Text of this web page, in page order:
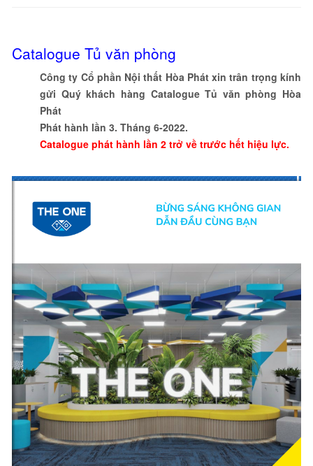
Catalogue Tủ văn phòng
Công ty Cổ phần Nội thất Hòa Phát xin trân trọng kính
gửi Quý khách hàng Catalogue Tủ văn phòng Hòa
Phát
Phát hành lần 3. Tháng 6-2022.
Catalogue phát hành lần 2 trở về trước hết hiệu lực.